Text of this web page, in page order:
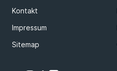
Kontakt
Impressum
Sitemap